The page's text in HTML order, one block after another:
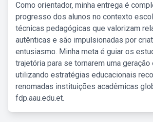
Como orientador, minha entrega é
progresso dos alunos no contexto
técnicas pedagógicas que valorizam
autênticas e são impulsionadas por
entusiasmo. Minha meta é guiar os
trajetória para se tornarem uma geração
utilizando estratégias educacionais
renomadas instituições acadêmicas
fdp.aau.edu.et.